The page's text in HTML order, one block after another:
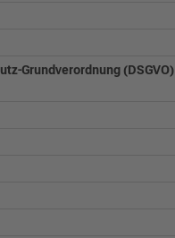
Grundverordnung